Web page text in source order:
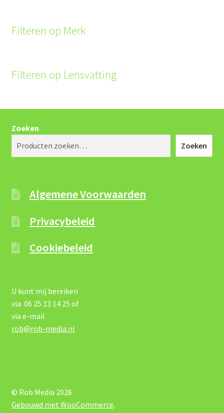
Filteren op Merk
Filteren op Lensvatting
Zoeken
Zoeken
Algemene Voorwaarden
Privacybeleid
Cookiebeleid
U kunt mij bereiken
via 06 25 13 14 25 of
via e-mail
rob@rob-media.nl
© Rob Media 2026
Gebouwd met WooCommerce.